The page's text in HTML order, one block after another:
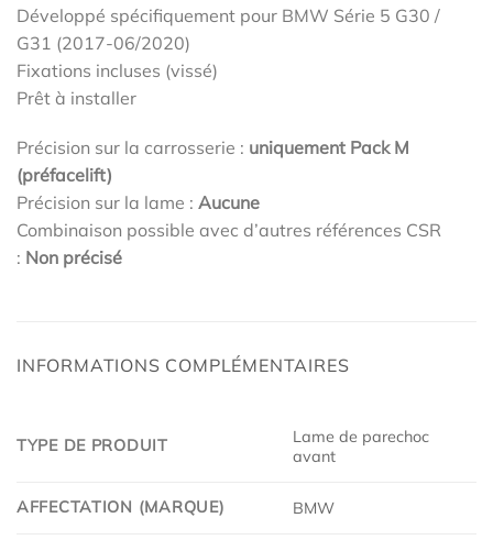
Développé spécifiquement pour BMW Série 5 G30 /
G31 (2017-06/2020)
Fixations incluses (vissé)
Prêt à installer
Précision sur la carrosserie : uniquement Pack M
(préfacelift)
Précision sur la lame : Aucune
Combinaison possible avec d’autres références CSR
: Non précisé
INFORMATIONS COMPLÉMENTAIRES
TYPE DE PRODUIT
Lame de parechoc
avant
AFFECTATION (MARQUE) BMW